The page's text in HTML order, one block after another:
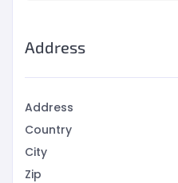
Address
Address
Country
City
Zip